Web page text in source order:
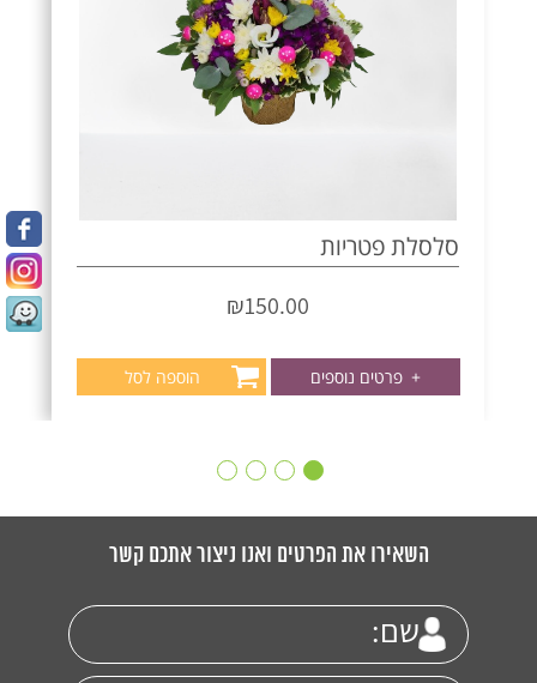
סלסלת פטריות
₪150.00
+ פרטים נוספים הוספה לסל
השאירו את הפרטים ואנו ניצור אתכם קשר